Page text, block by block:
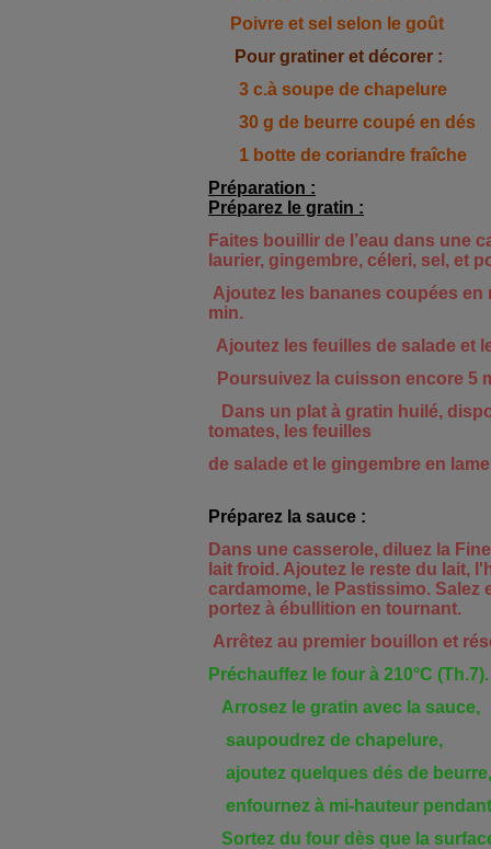
Poivre et sel selon le goût
Pour gratiner et décorer :
3 c.à soupe de chapelure
30 g de beurre coupé en dés
1 botte de coriandre fraîche
Préparation :
Préparez le gratin :
Faites bouillir de l’eau dans une
laurier, gingembre, céleri, sel, et
Ajoutez les bananes coupées en
min.
Ajoutez les feuilles de salade et
Poursuivez la cuisson encore 5
Dans un plat à gratin huilé,
tomates, les feuilles
de salade et le gingembre en
Préparez la sauce :
Dans une casserole, diluez la
lait froid. Ajoutez le reste du lait,
cardamome, le Pastissimo. Salez
portez à ébullition en tournant.
Arrêtez au premier bouillon et
Préchauffez le four à 210°C (Th.7).
Arrosez le gratin avec la sauce,
saupoudrez de chapelure,
ajoutez quelques dés de beurre,
enfournez à mi-hauteur pendant
Sortez du four dès que la